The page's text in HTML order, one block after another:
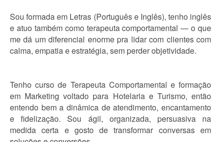
Sou formada em Letras (Português e Inglês), tenho inglês
e atuo também como terapeuta comportamental — o que
me dá um diferencial enorme pra lidar com clientes com
calma, empatia e estratégia, sem perder objetividade.
Tenho curso de Terapeuta Comportamental e formação
em Marketing voltado para Hotelaria e Turismo, então
entendo bem a dinâmica de atendimento, encantamento
e fidelização. Sou ágil, organizada, persuasiva na
medida certa e gosto de transformar conversas em